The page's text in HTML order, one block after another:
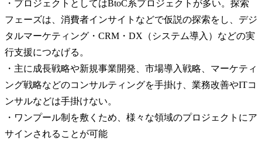
・プロジェクトとしてはBtoC系プロジェクトが多い。探索
フェーズは、消費者インサイトなどで仮説の探索をし、デジ
タルマーケティング・CRM・DX（システム導入）などの実
行支援につなげる。
・主に成長戦略や新規事業開発、市場導入戦略、マーケティ
ング戦略などのコンサルティングを手掛け、業務改善やITコ
ンサルなどは手掛けない。
・ワンプール制を敷くため、様々な領域のプロジェクトにア
サインされることが可能